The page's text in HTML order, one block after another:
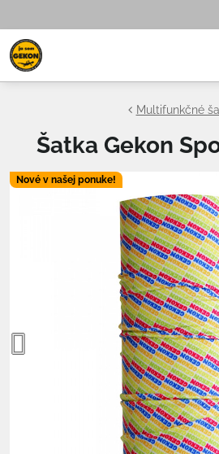
Nové v našej ponuke!
Multifunkčné
Šatka Gekon